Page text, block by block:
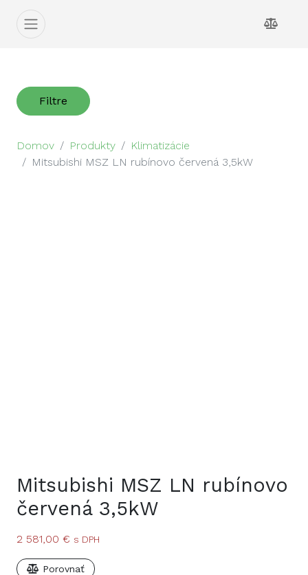
Filtre
Domov Produkty
Klimatizácie
Mitsubishi MSZ LN rubínovo červená 3,5kW
Mitsubishi MSZ LN rubínovo
červená 3,5kW
2 581,00 € s DPH
Porovnať